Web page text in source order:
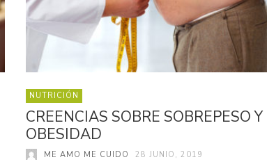
NUTRICIÓN
CREENCIAS SOBRE SOBREPESO Y
OBESIDAD
ME AMO ME CUIDO 28 JUNIO, 2019